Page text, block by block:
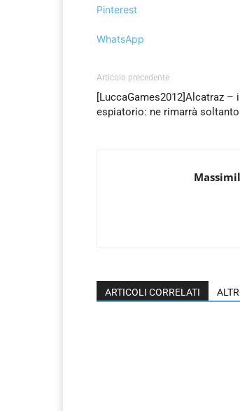
Pinterest
WhatsApp
Articolo precedente
[LuccaGames2012]Alcatraz –
espiatorio: ne rimarrà
ARTICOLI CORRELATI